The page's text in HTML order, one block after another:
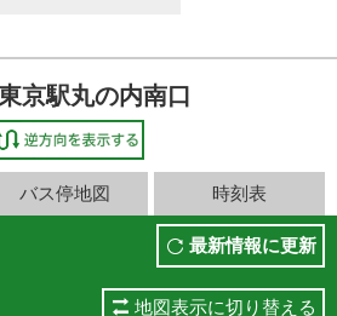
京駅丸の内南口
バス停地図 時刻表
最新情報に更新
地図表示に切り替える